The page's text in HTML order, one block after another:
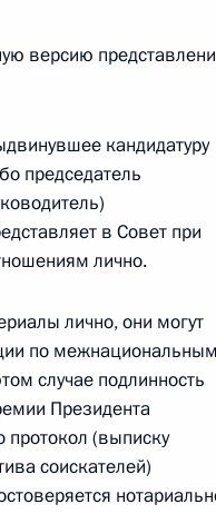
годы
версию
кандидатуру
председатель
в Совет при
лично.
лично, они могут
по межнациональным
случае подлинность
Президента
протокол (выписку
соискателей)